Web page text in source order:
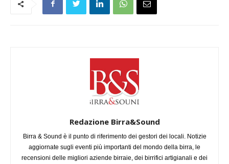
Redazione Birra&Sound
Birra & Sound è il punto di riferimento dei gestori dei locali. Notizie
aggiornate sugli eventi più importanti del mondo della birra, le
recensioni delle migliori aziende birraie, dei birrifici artigianali e dei